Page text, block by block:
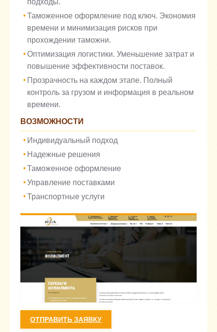
подходы.
Таможенное оформление под ключ. Экономия
времени и минимизация рисков при
прохождении таможни.
Оптимизация логистики. Уменьшение затрат и
повышение эффективности поставок.
Прозрачность на каждом этапе. Полный
контроль за грузом и информация в реальном
времени.
ВОЗМОЖНОСТИ
Индивидуальный подход
Надежные решения
Таможенное оформление
Управление поставками
Транспортные услуги
ОТПРАВИТЬ ЗАЯВКУ